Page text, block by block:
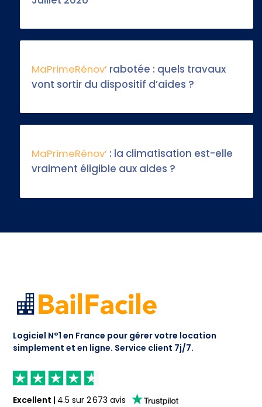
MaPrimeRénov’ rabotée : quels travaux
vont sortir du dispositif d’aides ?
MaPrimeRénov’ : la climatisation est-elle
vraiment éligible aux aides ?
Logiciel N°1 en France pour gérer votre location
simplement et en ligne. Service client 7j/7.
Excellent | 4.5 sur2 673 avis